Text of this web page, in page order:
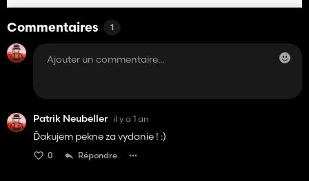
Commentaires 1
Patrik Neubeller il y a 1 an
Ďakujem pekne za vydanie ! :)
0 Répondre